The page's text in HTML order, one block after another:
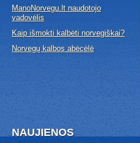
ManoNorvegu.lt naudotojo
vadovėlis
Kaip išmokti kalbėti norvegiškai?
Norvegų kalbos abėcėlė
NAUJIENOS